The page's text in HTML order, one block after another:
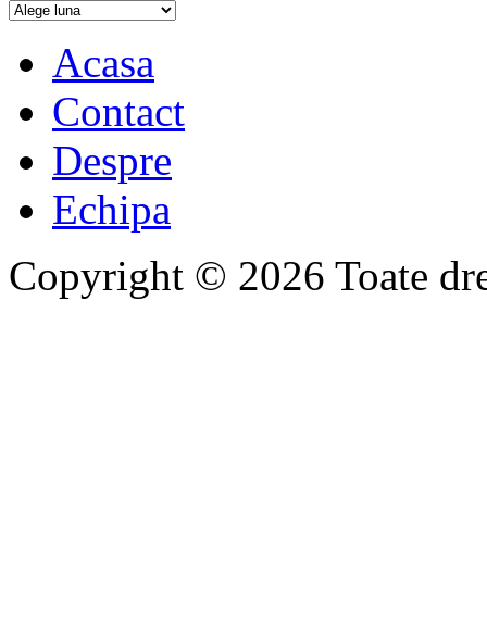
Acasa
Contact
Despre
Echipa
Copyright © 2026 Toate